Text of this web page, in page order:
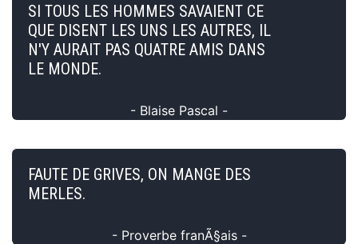
SI TOUS LES HOMMES SAVAIENT CE
QUE DISENT LES UNS LES AUTRES, IL
N'Y AURAIT PAS QUATRE AMIS DANS
LE MONDE.
- Blaise Pascal -
FAUTE DE GRIVES, ON MANGE DES
MERLES.
- Proverbe franÃ§ais -